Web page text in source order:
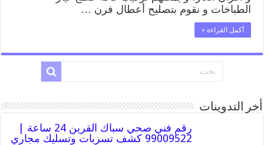
الطباخات و نقوم بتصليح أعطال فرن …
أكمل القراءة »
أخر التدوينات
رقم فني صحي سباك القرين 24 ساعة |
99009522 كشف تسربات وتسليك مجاري